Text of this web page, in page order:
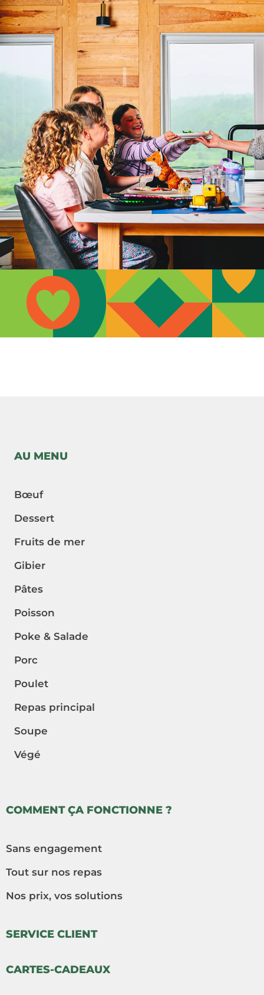
AU MENU
Bœuf
Dessert
Fruits de mer
Gibier
Pâtes
Poisson
Poke & Salade
Porc
Poulet
Repas principal
Soupe
Végé
COMMENT ÇA FONCTIONNE ?
Sans engagement
Tout sur nos repas
Nos prix, vos solutions
SERVICE CLIENT
CARTES-CADEAUX